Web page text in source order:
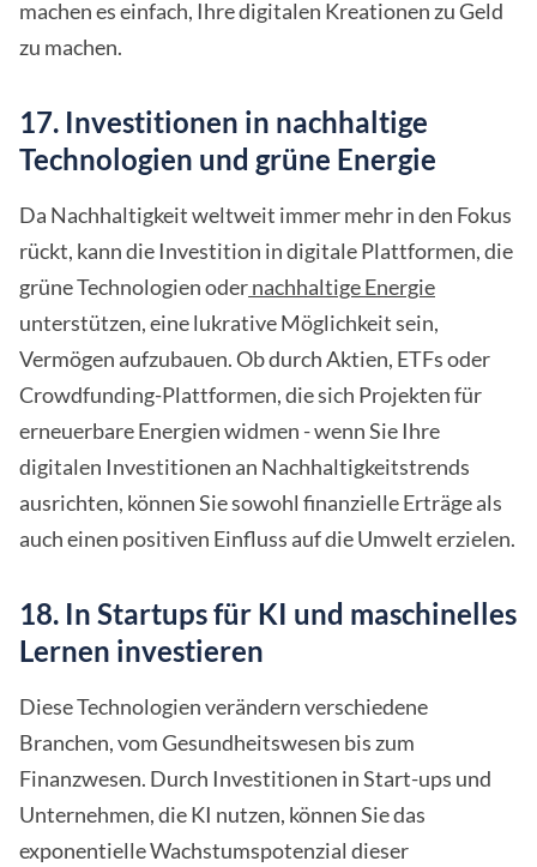
machen es einfach, Ihre digitalen Kreationen zu Geld
zu machen.
17. Investitionen in nachhaltige
Technologien und grüne Energie
Da Nachhaltigkeit weltweit immer mehr in den Fokus
rückt, kann die Investition in digitale Plattformen, die
grüne Technologien odernachhaltige Energie
unterstützen, eine lukrative Möglichkeit sein,
Vermögen aufzubauen. Ob durch Aktien, ETFs oder
Crowdfunding-Plattformen, die sich Projekten für
erneuerbare Energien widmen - wenn Sie Ihre
digitalen Investitionen an Nachhaltigkeitstrends
ausrichten, können Sie sowohl finanzielle Erträge als
auch einen positiven Einfluss auf die Umwelt erzielen.
18. In Startups für KI und maschinelles
Lernen investieren
Diese Technologien verändern verschiedene
Branchen, vom Gesundheitswesen bis zum
Finanzwesen. Durch Investitionen in Start-ups und
Unternehmen, die KI nutzen, können Sie das
exponentielle Wachstumspotenzial dieser